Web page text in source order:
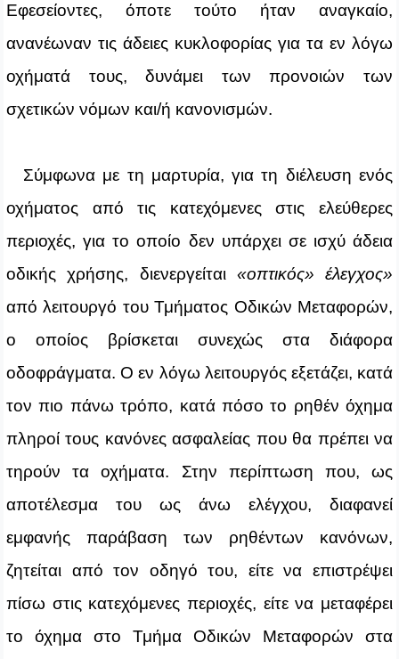
Εφεσείοντες, όποτε τούτο ήταν αναγκαίο,
ανανέωναν τις άδειες κυκλοφορίας για τα εν λόγω
οχήματά τους, δυνάμει των προνοιών των
σχετικών νόμων και/ή κανονισμών.
Σύμφωνα με τη μαρτυρία, για τη διέλευση ενός
οχήματος από τις κατεχόμενες στις ελεύθερες
περιοχές, για το οποίο δεν υπάρχει σε ισχύ άδεια
οδικής χρήσης, διενεργείται «οπτικός» έλεγχος»
από λειτουργό του Τμήματος Οδικών Μεταφορών,
ο οποίος βρίσκεται συνεχώς στα διάφορα
οδοφράγματα. Ο εν λόγω λειτουργός εξετάζει, κατά
τον πιο πάνω τρόπο, κατά πόσο το ρηθέν όχημα
πληροί τους κανόνες ασφαλείας που θα πρέπει να
τηρούν τα οχήματα. Στην περίπτωση που, ως
αποτέλεσμα του ως άνω ελέγχου, διαφανεί
εμφανής παράβαση των ρηθέντων κανόνων,
ζητείται από τον οδηγό του, είτε να επιστρέψει
πίσω στις κατεχόμενες περιοχές, είτε να μεταφέρει
το όχημα στο Τμήμα Οδικών Μεταφορών στα